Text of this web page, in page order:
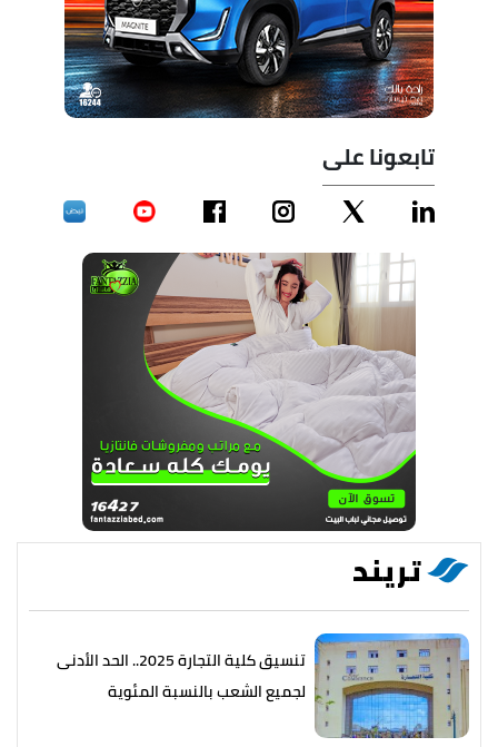
تابعونا على
تريند
تنسيق كلية التجارة 2025.. الحد الأدنى
لجميع الشعب بالنسبة المئوية